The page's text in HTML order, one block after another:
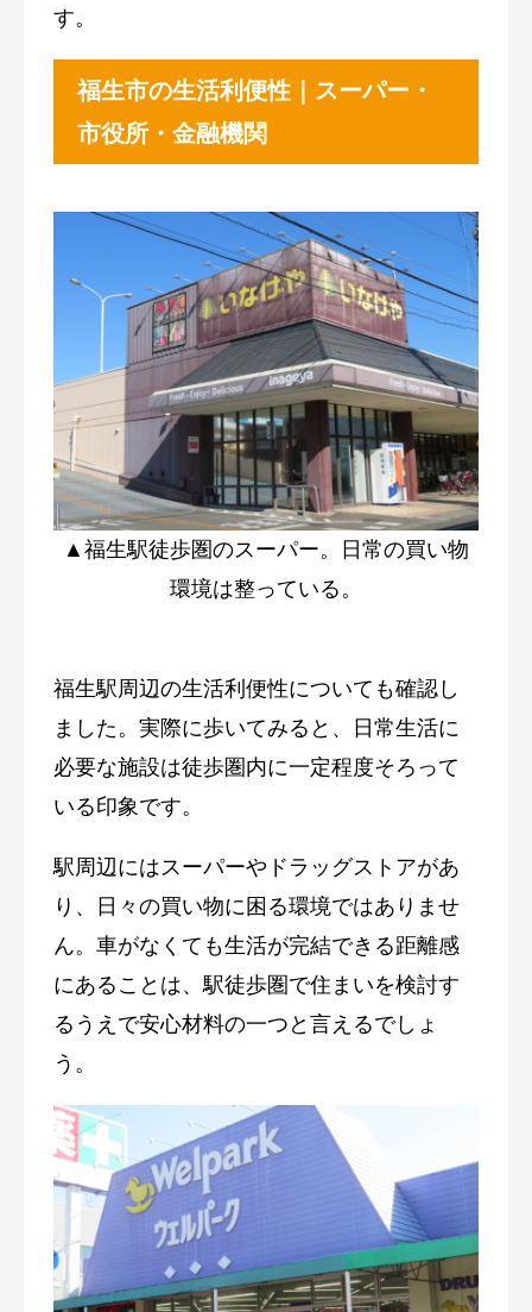
す。
福生市の生活利便性｜スーパー・
市役所・金融機関
▲福生駅徒歩圏のスーパー。日常の買い物
環境は整っている。
福生駅周辺の生活利便性についても確認し
ました。実際に歩いてみると、日常生活に
必要な施設は徒歩圏内に一定程度そろって
いる印象です。
駅周辺にはスーパーやドラッグストアがあ
り、日々の買い物に困る環境ではありませ
ん。車がなくても生活が完結できる距離感
にあることは、駅徒歩圏で住まいを検討す
るうえで安心材料の一つと言えるでしょ
う。